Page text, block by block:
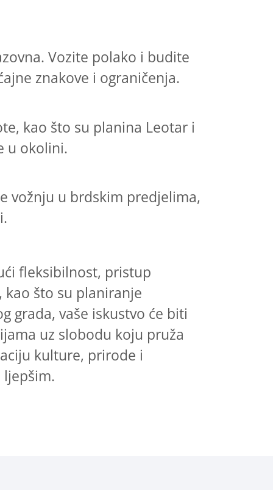
Vozite polako i budite
znakove i ograničenja.
kao što su planina Leotar i
u okolini.
vožnju u brdskim predjelima,
fleksibilnost, pristup
kao što su planiranje
grada, vaše iskustvo će biti
uz slobodu koju pruža
kulture, prirode i